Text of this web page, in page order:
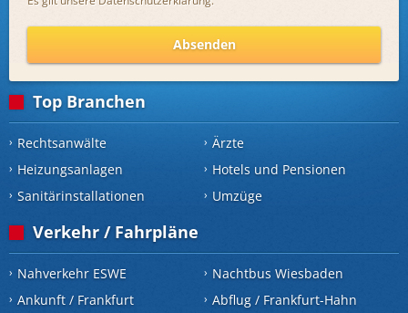
Absenden
Top Branchen
Rechtsanwälte Ärzte
Heizungsanlagen
Hotels und Pensionen
Sanitärinstallationen
Umzüge
Verkehr / Fahrpläne
Nahverkehr ESWE Nachtbus Wiesbaden
Ankunft / Frankfurt
Abflug / Frankfurt-Hahn